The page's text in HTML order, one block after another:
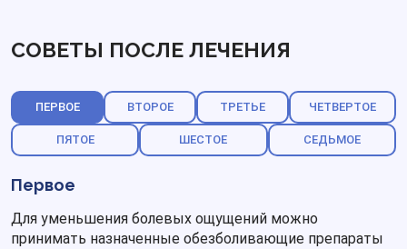
СОВЕТЫ ПОСЛЕ ЛЕЧЕНИЯ
ПЕРВОЕ ВТОРОЕ ТРЕТЬЕ ЧЕТВЕРТОЕ
ПЯТОЕ ШЕСТОЕ СЕДЬМОЕ
Первое
Для уменьшения болевых ощущений можно
принимать назначенные обезболивающие препараты